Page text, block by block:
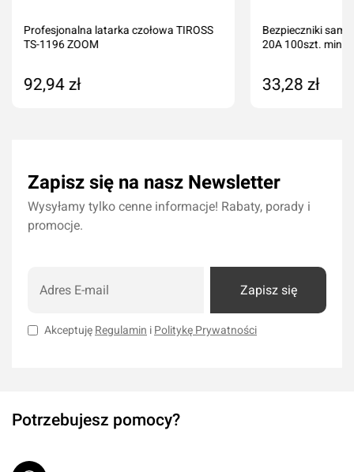
Profesjonalna latarka czołowa TIROSS
TS-1196 ZOOM
92,94 zł
Bezpieczniki
20A 100szt. mini
33,28 zł
Zapisz się na nasz Newsletter
Wysyłamy tylko cenne informacje! Rabaty, porady i
promocje.
Zapisz się
Akceptuję Regulamin i Politykę Prywatności
Potrzebujesz pomocy?